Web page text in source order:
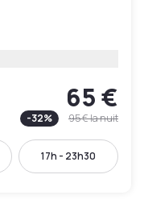
65 €
-32% 95 €la nuit
17h - 23h30